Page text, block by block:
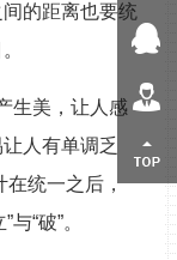
人才招聘
返回顶部
的距离也要统
生美，让人感
人有单调乏
在统一之后，
“破”。